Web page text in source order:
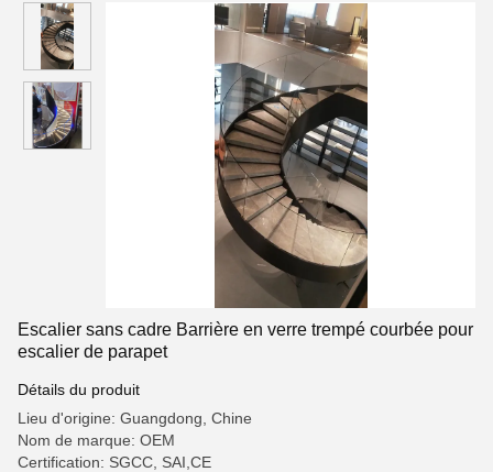
Escalier sans cadre Barrière en verre trempé courbée pour
escalier de parapet
Détails du produit
Lieu d'origine: Guangdong, Chine
Nom de marque: OEM
Certification: SGCC, SAI,CE